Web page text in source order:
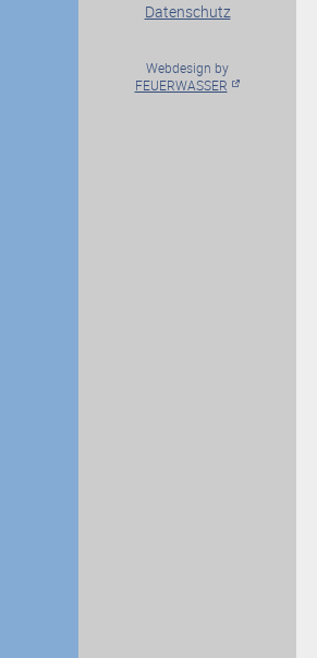
Datenschutz
Webdesign by
FEUERWASSER